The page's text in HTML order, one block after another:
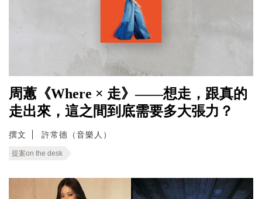
周蕙《Where × 走》——想走，跟真的
走出來，這之間到底需要多大張力？
撰文 許常德（音樂人）
提案on the desk